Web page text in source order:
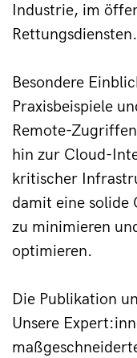
Industrie, im
Rettungsdiensten.
Besondere
Praxisbeispiele
Remote-
hin zur Cloud-
kritischer
damit eine solide
zu minimieren
optimieren.
Die Publikation
Unsere